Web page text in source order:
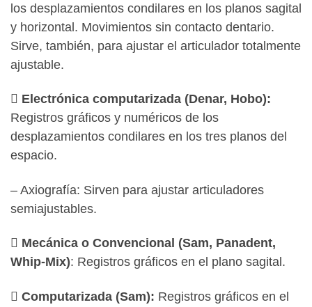
los desplazamientos condilares en los planos sagital
y horizontal. Movimientos sin contacto dentario.
Sirve, también, para ajustar el articulador totalmente
ajustable.
 Electrónica computarizada (Denar, Hobo):
Registros gráficos y numéricos de los
desplazamientos condilares en los tres planos del
espacio.
– Axiografía: Sirven para ajustar articuladores
semiajustables.
 Mecánica o Convencional (Sam, Panadent,
Whip-Mix): Registros gráficos en el plano sagital.
 Computarizada (Sam): Registros gráficos en el